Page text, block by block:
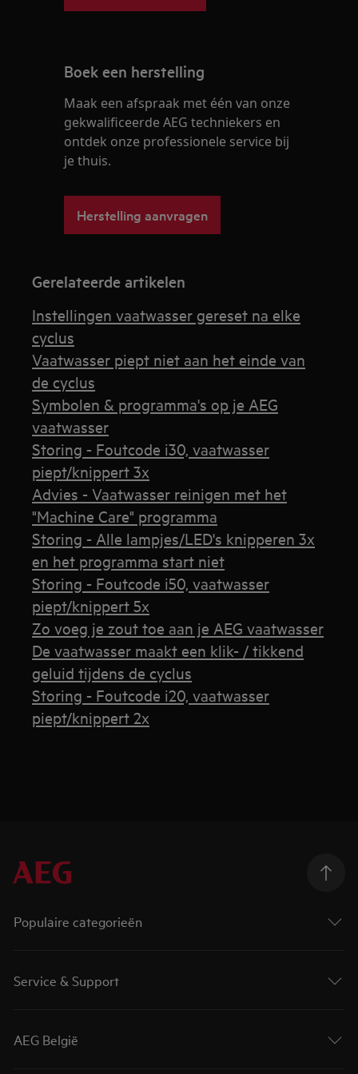
Boek een herstelling
Maak een afspraak met één van onze
gekwalificeerde AEG techniekers en
ontdek onze professionele service bij
je thuis.
Herstelling aanvragen
Gerelateerde artikelen
Instellingen vaatwasser gereset na elke
cyclus
Vaatwasser piept niet aan het einde van
de cyclus
Symbolen & programma's op je AEG
vaatwasser
Storing - Foutcode i30, vaatwasser
piept/knippert 3x
Advies - Vaatwasser reinigen met het
"Machine Care" programma
Storing - Alle lampjes/LED's knipperen 3x
en het programma start niet
Storing - Foutcode i50, vaatwasser
piept/knippert 5x
Zo voeg je zout toe aan je AEG vaatwasser
De vaatwasser maakt een klik- / tikkend
geluid tijdens de cyclus
Storing - Foutcode i20, vaatwasser
piept/knippert 2x
Populaire categorieën
Service & Support
AEG België